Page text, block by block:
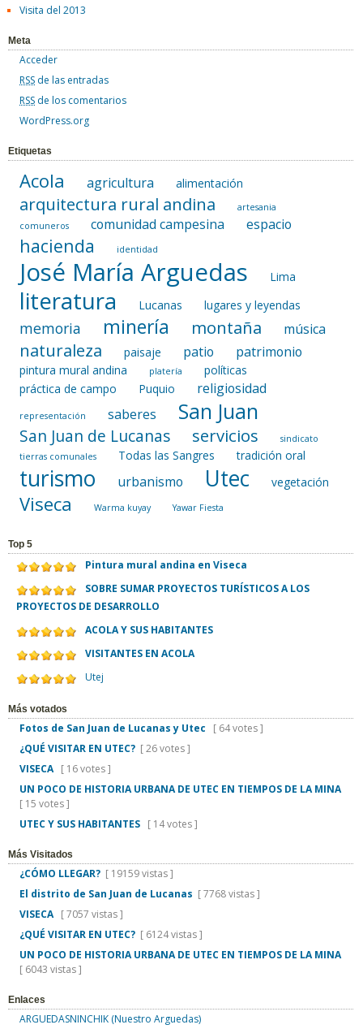
Visita del 2013
Meta
Acceder
RSS de las entradas
RSS de los comentarios
WordPress.org
Etiquetas
Acola agricultura alimentación
arquitectura rural andina
artesania
comuneros
comunidad campesina espacio
hacienda identidad
José María Arguedas Lima
literatura Lucanas lugares y leyendas
memoria minería montaña música
naturaleza paisaje patio patrimonio
pintura mural andina platería
políticas
práctica de campo
Puquio religiosidad
representación saberes San Juan
San Juan de Lucanas servicios
sindicato
tierras comunales
Todas las Sangres tradición oral
turismo urbanismo Utec vegetación
Viseca Warma kuyay Yawar Fiesta
Top 5
Pintura mural andina en Viseca
SOBRE SUMAR PROYECTOS TURÍSTICOS A LOS
PROYECTOS DE DESARROLLO
ACOLA Y SUS HABITANTES
VISITANTES EN ACOLA
Utej
Más votados
Fotos de San Juan de Lucanas y Utec
[ 64 votes ]
¿QUÉ VISITAR EN UTEC? [ 26 votes ]
VISECA [ 16 votes ]
UN POCO DE HISTORIA URBANA DE UTEC EN TIEMPOS DE LA MINA
[ 15 votes ]
UTEC Y SUS HABITANTES [ 14 votes ]
Más Visitados
¿CÓMO LLEGAR? [ 19159 vistas ]
El distrito de San Juan de Lucanas [ 7768 vistas ]
VISECA [ 7057 vistas ]
¿QUÉ VISITAR EN UTEC? [ 6124 vistas ]
UN POCO DE HISTORIA URBANA DE UTEC EN TIEMPOS DE LA MINA
[ 6043 vistas ]
Enlaces
ARGUEDASNINCHIK (Nuestro Arguedas)